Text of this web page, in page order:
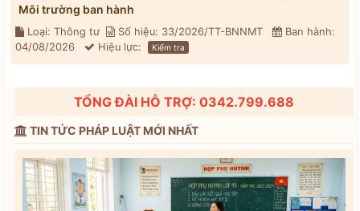
Môi trường ban hành
Loại: Thông tư Số hiệu: 33/2026/TT-BNNMT
Ban hành:
04/08/2026
Hiệu lực: Kiểm tra
TỔNG ĐÀI HỖ TRỢ: 0342.799.688
TIN TỨC PHÁP LUẬT MỚI NHẤT